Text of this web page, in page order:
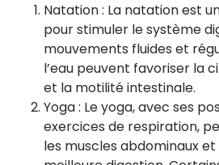
Natation : La natation est
pour stimuler le système
mouvements fluides et
l’eau peuvent favoriser la
et la motilité intestinale.
Yoga : Le yoga, avec ses
exercices de respiration,
les muscles abdominaux